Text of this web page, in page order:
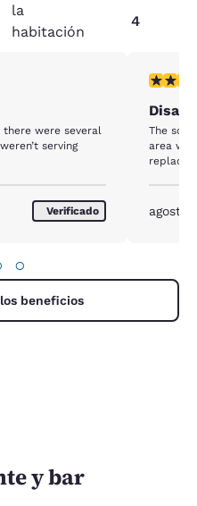
la
habitación
4
reseña
were several
serving
Verificado
The
area
agosto
○
beneficios
y bar